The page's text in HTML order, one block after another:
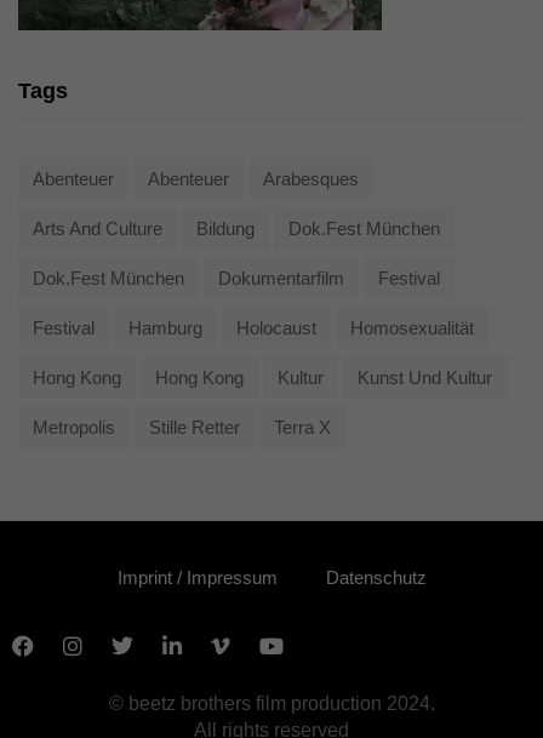
Tags
Abenteuer Abenteuer Arabesques
Arts And Culture Bildung Dok.fest München
Dok.fest München Dokumentarfilm Festival
Festival Hamburg Holocaust Homosexualität
Hong Kong Hong Kong Kultur Kunst Und Kultur
Metropolis Stille Retter Terra X
Imprint / Impressum Datenschutz
© beetz brothers film production 2024.
All rights reserved